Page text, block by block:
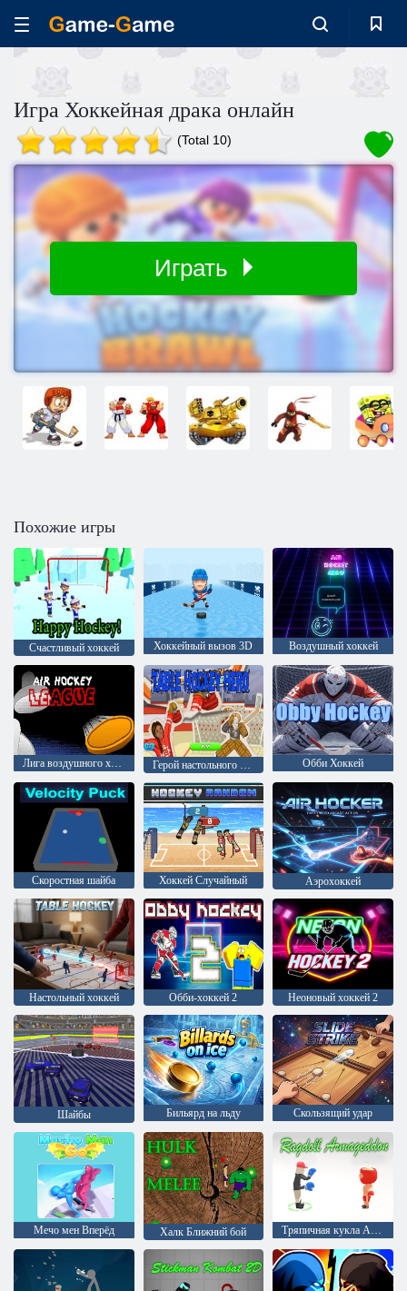
Игра Хоккейная драка онлайн
(Total 10)
Играть
Похожие игры
Счастливый хоккей Хоккейный вызов 3D Воздушный хоккей
Лига воздушного хоккея Обби Хоккей
Скоростная шайба Хоккей Случайный Аэрохоккей
Настольный хоккей Обби-хоккей 2 Неоновый хоккей 2
Шайбы Бильярд на льду Скользящий удар
Мечо мен Вперёд Халк Ближний бой Тряпичная кукла Армагеддон